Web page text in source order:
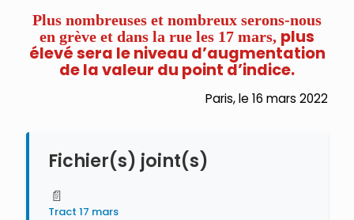
Plus nombreuses et nombreux serons-nous
en grève et dans la rue les 17 mars, plus
élevé sera le niveau d’augmentation
delavaleur du point d’indice.
Paris, le 16 mars 2022
Fichier(s) joint(s)
📄
Tract 17 mars